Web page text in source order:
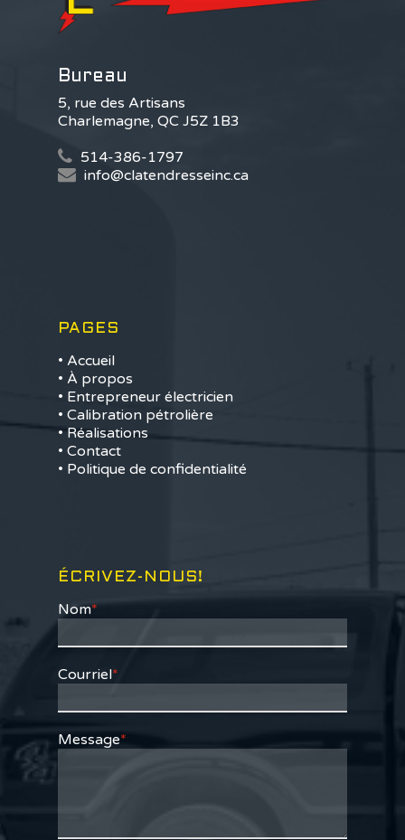
Bureau
5, rue des Artisans
Charlemagne, QC J5Z 1B3
514-386-1797
info@clatendresseinc.ca
PAGES
• Accueil
• À propos
• Entrepreneur électricien
• Calibration pétrolière
• Réalisations
• Contact
• Politique de confidentialité
ÉCRIVEZ-NOUS!
Nom*
Courriel*
Message*
Contact